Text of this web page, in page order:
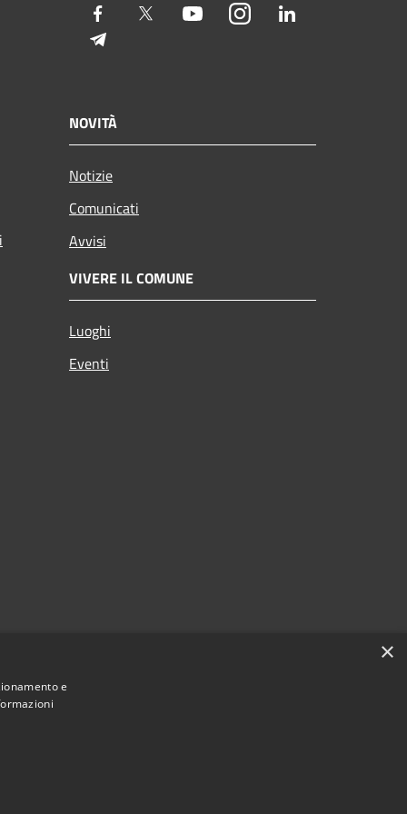
Facebook Twitter YoutubeInstagram
NOVITÀ
Notizie
Comunicati
Avvisi
VIVERE IL COMUNE
Luoghi
Eventi
×
e